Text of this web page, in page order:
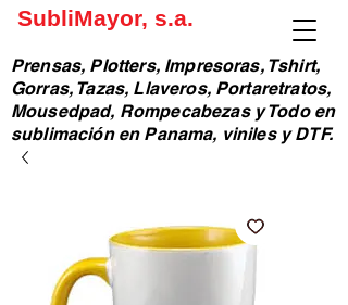
SubliMayor, s.a.
Prensas, Plotters, Impresoras, Tshirt,
Gorras, Tazas, Llaveros, Portaretratos,
Mousedpad, Rompecabezas y Todo en
sublimación en Panama, viniles y DTF.